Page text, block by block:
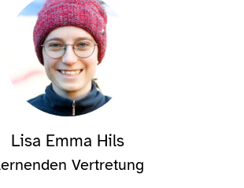
Lisa Emma Hils
Vertretung